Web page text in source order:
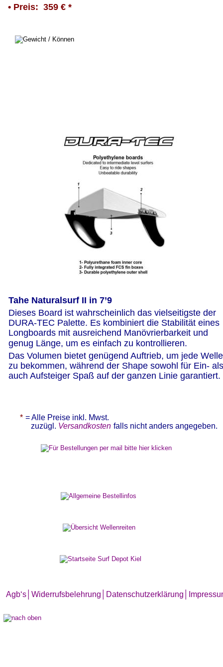
Agb‘s Widerrufsbelehrung│ Datenschutzerklärung│
* = Alle Preise inkl. Mwst.
zuzügl. Versandkosten falls nicht anders angegeben.
• Preis:  359 € *
Tahe Naturalsurf II in 7’9
Dieses Board ist wahrscheinlich das vielseitigste der
DURA-TEC Palette. Es kombiniert die Stabilität eines
Longboards mit ausreichend Manövrierbarkeit und
genug Länge, um es einfach zu kontrollieren.
Das Volumen bietet genügend Auftrieb, um jede
zu bekommen, während der Shape sowohl für Ein-
auch Aufsteiger Spaß auf der ganzen Linie garantiert.